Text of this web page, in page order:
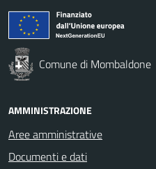
Comune di Mombaldone
AMMINISTRAZIONE
Aree amministrative
Documenti e dati